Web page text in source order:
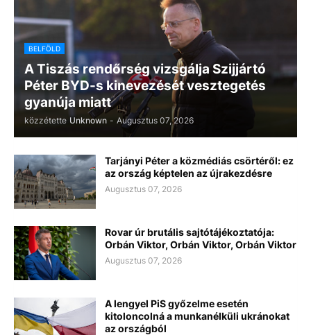
BELFÖLD
A Tiszás rendőrség vizsgálja Szijjártó
Péter BYD-s kinevezését vesztegetés
gyanúja miatt
közzétette Unknown - Augusztus 07, 2026
Tarjányi Péter a közmédiás csörtéről: ez
az ország képtelen az újrakezdésre
Augusztus 07, 2026
Rovar úr brutális sajtótájékoztatója:
Orbán Viktor, Orbán Viktor, Orbán Viktor
Augusztus 07, 2026
A lengyel PiS győzelme esetén
kitoloncolná a munkanélküli ukránokat
az országból